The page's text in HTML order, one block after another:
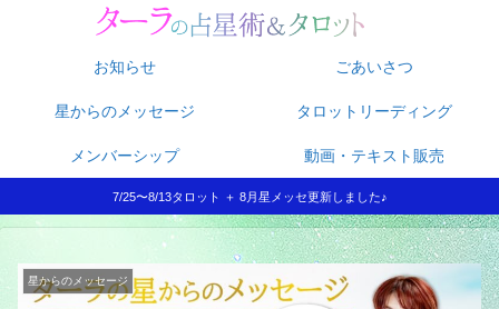
お知らせ ごあいさつ
星からのメッセージ タロットリーディング
メンバーシップ 動画・テキスト販売
7/25〜8/13タロット ＋ 8月星メッセ更新しました♪
星からのメッセージ